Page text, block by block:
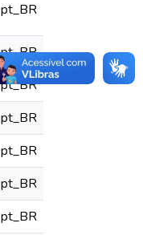
pt_BR
pt_BR
pt_BR
pt_BR
pt_BR
pt_BR
pt_BR